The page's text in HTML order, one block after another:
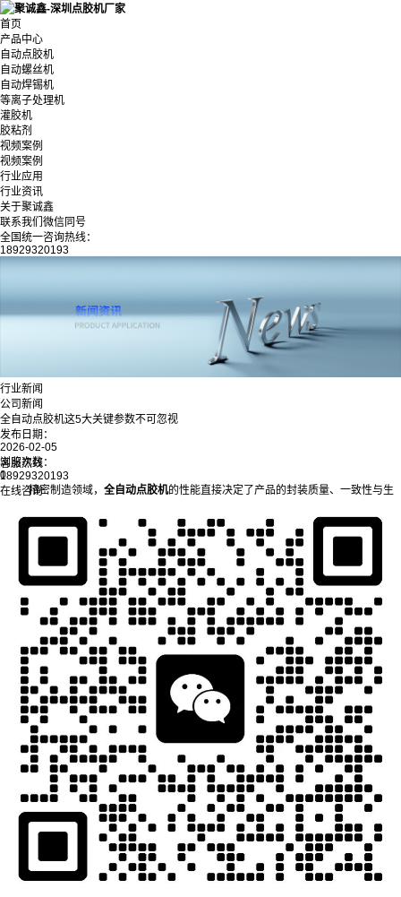
首页
产品中心
自动点胶机
自动螺丝机
自动焊锡机
等离子处理机
灌胶机
胶粘剂
视频案例
视频案例
行业应用
行业资讯
关于聚诚鑫
联系我们微信同号
全国统一咨询热线：
18929320193
行业新闻
公司新闻
全自动点胶机这5大关键参数不可忽视
发布日期：
2026-02-05
浏览次数：
0
精密制造领域， 全自动点胶机的性能直接决定了产品的封装质量、一致性与生
时，容易陷入“只看品牌不重参数”的误区，最终导致点胶精度不足、胶量不稳定等问
题。以下五大关键参数，是保障点胶工艺达标、提升生产效益的核心，缺一不可。
一、点胶速度：平衡效率与精度的核心
点胶速度是指设备执行机构在点胶过程中的移动速率，涵盖针头移动速度、胶
液挤出速度两大维度，是影响生产节拍与点胶效果的关键因素。速度设定并非越高越
若速度过快，一方面可能导致胶液无法均匀附着在工件表面，出现漏胶、拉
丝、胶点变形等缺陷；另一方面，高速移动会增加机构惯性，降低定位精度，尤其针
客服热线
18929320193
在线咨询